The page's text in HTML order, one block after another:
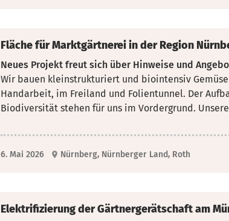
Fläche für Marktgärtnerei in der Region
Neues Projekt freut sich über Hinweise und
Wir bauen kleinstrukturiert und biointensiv
Handarbeit, im Freiland und Folientunnel. Der
Biodiversität stehen für uns im Vordergrund.
6. Mai 2026 Nürnberg, Nürnberger Land, Roth
Elektrifizierung der Gärtnergerätschaft am